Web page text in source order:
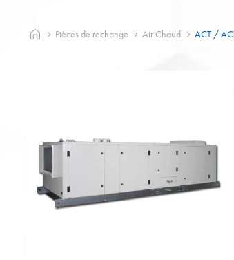
Pièces de rechange Air Chaud ACT /